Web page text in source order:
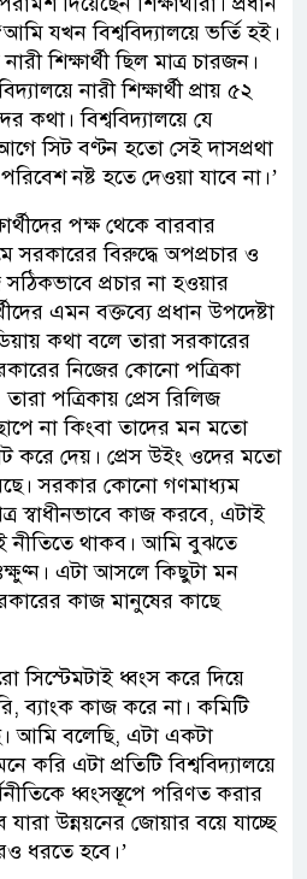
যখন বিশ্ববিদ্যালয়ে ভর্তি হই।
শিক্ষার্থী ছিল মাত্র চারজন।
নারী শিক্ষার্থী প্রায় ৫২
কথা। বিশ্ববিদ্যালয়ে যে
সিট বণ্টন হতো সেই দাসপ্রথা
নষ্ট হতে দেওয়া যাবে না।’
পক্ষ থেকে বারবার
সরকারের বিরুদ্ধে অপপ্রচার ও
প্রচার না হওয়ার
এমন বক্তব্যে প্রধান উপদেষ্টা
কথা বলে তারা সরকারের
নিজের কোনো পত্রিকা
পত্রিকায় প্রেস রিলিজ
না কিংবা তাদের মন মতো
করে দেয়। প্রেস উইং ওদের মতো
সরকার কোনো গণমাধ্যম
স্বাধীনভাবে কাজ করবে, এটাই
নীতিতে থাকব। আমি বুঝতে
এটা আসলে কিছুটা মন
কাজ মানুষের কাছে
সিস্টেমটাই ধ্বংস করে দিয়ে
ব্যাংক কাজ করে না। কমিটি
আমি বলেছি, এটা একটা
করি এটা প্রতিটি বিশ্ববিদ্যালয়ে
ধ্বংসস্তূপে পরিণত করার
উন্নয়নের জোয়ার বয়ে যাচ্ছে
ধরতে হবে।’